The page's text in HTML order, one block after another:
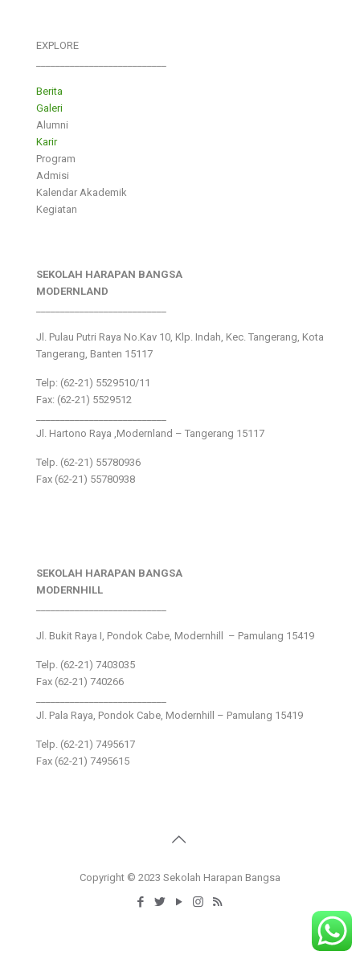
EXPLORE
Berita
Galeri
Alumni
Karir
Program
Admisi
Kalendar Akademik
Kegiatan
SEKOLAH HARAPAN BANGSA
MODERNLAND
Jl. Pulau Putri Raya No.Kav 10, Klp. Indah, Kec. Tangerang, Kota
Tangerang, Banten 15117
Telp: (62-21) 5529510/11
Fax: (62-21) 5529512
Jl. Hartono Raya ,Modernland – Tangerang 15117
Telp. (62-21) 55780936
Fax (62-21) 55780938
SEKOLAH HARAPAN BANGSA
MODERNHILL
Jl. Bukit Raya I, Pondok Cabe, Modernhill – Pamulang 15419
Telp. (62-21) 7403035
Fax (62-21) 740266
Jl. Pala Raya, Pondok Cabe, Modernhill – Pamulang 15419
Telp. (62-21) 7495617
Fax (62-21) 7495615
Copyright © 2023 Sekolah Harapan Bangsa